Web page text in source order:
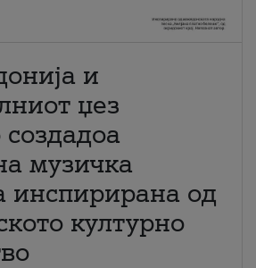
и
џез
музичка
инспирирана од
културно